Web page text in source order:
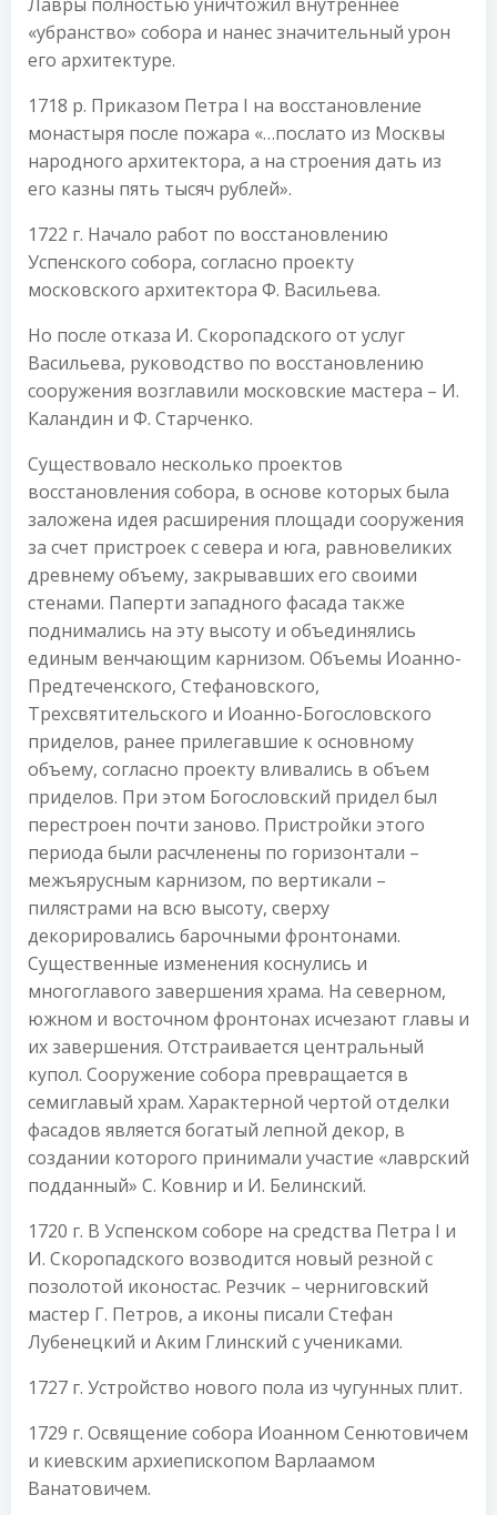
«убранство» собора и нанес значительный урон
его архитектуре.
1718 р. Приказом Петра І на восстановление
монастыря после пожара «…послато из Москвы
народного архитектора, а на строения дать из
его казны пять тысяч рублей».
1722 г. Начало работ по восстановлению
Успенского собора, согласно проекту
московского архитектора Ф. Васильева.
Но после отказа И. Скоропадского от услуг
Васильева, руководство по восстановлению
сооружения возглавили московские мастера – И.
Каландин и Ф. Старченко.
Существовало несколько проектов
восстановления собора, в основе которых была
заложена идея расширения площади сооружения
за счет пристроек с севера и юга, равновеликих
древнему объему, закрывавших его своими
стенами. Паперти западного фасада также
поднимались на эту высоту и объединялись
единым венчающим карнизом. Объемы Иоанно-
Предтеченского, Стефановского,
Трехсвятительского и Иоанно-Богословского
приделов, ранее прилегавшие к основному
объему, согласно проекту вливались в объем
приделов. При этом Богословский придел был
перестроен почти заново. Пристройки этого
периода были расчленены по горизонтали –
межъярусным карнизом, по вертикали –
пилястрами на всю высоту, сверху
декорировались барочными фронтонами.
Существенные изменения коснулись и
многоглавого завершения храма. На северном,
южном и восточном фронтонах исчезают главы и
их завершения. Отстраивается центральный
купол. Сооружение собора превращается в
семиглавый храм. Характерной чертой отделки
фасадов является богатый лепной декор, в
создании которого принимали участие «лаврский
подданный» С. Ковнир и И. Белинский.
1720 г. В Успенском соборе на средства Петра I и
И. Скоропадского возводится новый резной с
позолотой иконостас. Резчик – черниговский
мастер Г. Петров, а иконы писали Стефан
Лубенецкий и Аким Глинский с учениками.
1727 г. Устройство нового пола из чугунных плит.
1729 г. Освящение собора Иоанном Сенютовичем
и киевским архиепископом Варлаамом
Ванатовичем.